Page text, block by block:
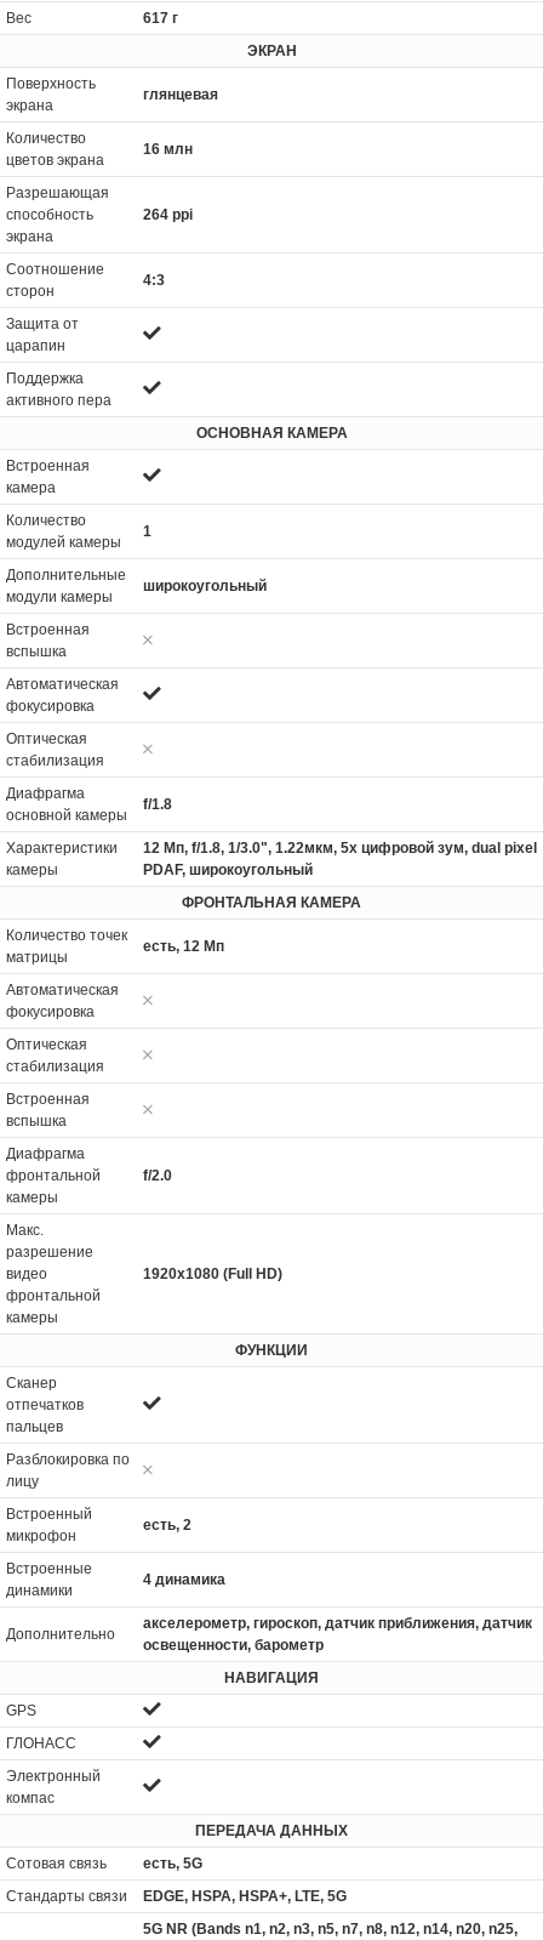
Вес
617 г
ЭКРАН
Поверхность
экрана
глянцевая
Количество
цветов экрана
16 млн
Разрешающая
способность
экрана
264 ppi
Соотношение
сторон
4:3
Защита от
царапин
Поддержка
активного пера
ОСНОВНАЯ КАМЕРА
Встроенная
камера
Количество
модулей камеры
1
Дополнительные
модули камеры
широкоугольный
Встроенная
вспышка
Автоматическая
фокусировка
Оптическая
стабилизация
Диафрагма
основной камеры
f/1.8
Характеристики
камеры
12 Мп, f/1.8, 1/3.0", 1.22мкм, 5x цифровой зум, dual pixel
PDAF, широкоугольный
ФРОНТАЛЬНАЯ КАМЕРА
Количество точек
матрицы
есть, 12 Мп
Автоматическая
фокусировка
Оптическая
стабилизация
Встроенная
вспышка
Диафрагма
фронтальной
камеры
f/2.0
Макс.
разрешение
видео
фронтальной
камеры
1920x1080 (Full HD)
ФУНКЦИИ
Сканер
отпечатков
пальцев
Разблокировка по
лицу
Встроенный
микрофон
есть, 2
Встроенные
динамики
4 динамика
Дополнительно
акселерометр, гироскоп, датчик приближения, датчик
освещенности, барометр
НАВИГАЦИЯ
GPS
ГЛОНАСС
Электронный
компас
ПЕРЕДАЧА ДАННЫХ
Сотовая связь
есть, 5G
Стандарты связи
EDGE, HSPA, HSPA+, LTE, 5G
5G NR (Bands n1, n2, n3, n5, n7, n8, n12, n14, n20, n25,